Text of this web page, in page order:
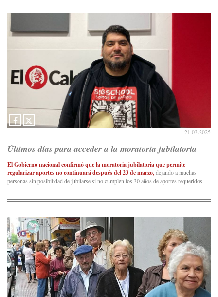
21.03.2025
Últimos días para acceder a la moratoria jubilatoria
El Gobierno nacional confirmó que la moratoria jubilatoria que permite
regularizar aportes no continuará después del 23 de marzo,dejando a muchas
personas sin posibilidad de jubilarse si no cumplen los 30 años de aportes requeridos.